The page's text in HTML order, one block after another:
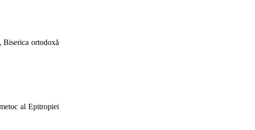
Biserica ortodoxă
al Epitropiei